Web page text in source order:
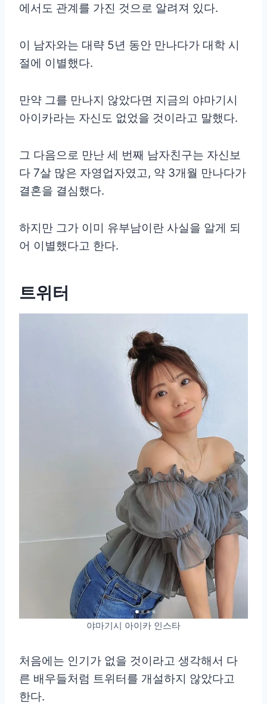
에서도 관계를 가진 것으로 알려져 있다.
이 남자와는 대략 5년 동안 만나다가 대학 시
절에 이별했다.
만약 그를 만나지 않았다면 지금의 야마기시
아이카라는 자신도 없었을 것이라고 말했다.
그 다음으로 만난 세 번째 남자친구는 자신보
다 7살 많은 자영업자였고, 약 3개월 만나다가
결혼을 결심했다.
하지만 그가 이미 유부남이란 사실을 알게 되
어 이별했다고 한다.
트위터
야마기시 아이카 인스타
처음에는 인기가 없을 것이라고 생각해서 다
른 배우들처럼 트위터를 개설하지 않았다고
한다.